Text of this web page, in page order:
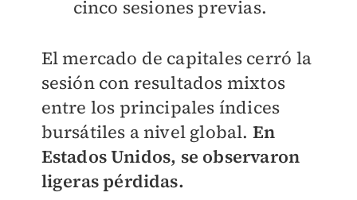
cinco sesiones previas.
El mercado de capitales cerró la
sesión con resultados mixtos
entre los principales índices
bursátiles a nivel global. En
Estados Unidos, se observaron
ligeras pérdidas.